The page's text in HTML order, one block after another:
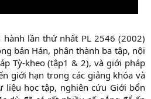
hành lần thứ nhất PL 2546 (2002)
bản Hán, phân thành ba tập, nội
Tỳ-kheo (tập1 & 2), và giới pháp
giới hạn trong các giảng khóa và
liệu học tập, nghiên cứu Giới bổn